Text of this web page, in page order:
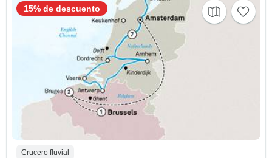
Crucero fluvial
15% de descuento